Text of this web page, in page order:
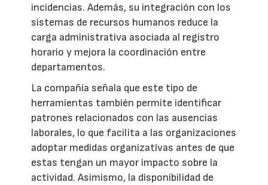
incidencias. Además, su integración con los
sistemas de recursos humanos reduce la
carga administrativa asociada al registro
horario y mejora la coordinación entre
departamentos.
La compañía señala que este tipo de
herramientas también permite identificar
patrones relacionados con las ausencias
laborales, lo que facilita a las organizaciones
adoptar medidas organizativas antes de que
estas tengan un mayor impacto sobre la
actividad. Asimismo, la disponibilidad de